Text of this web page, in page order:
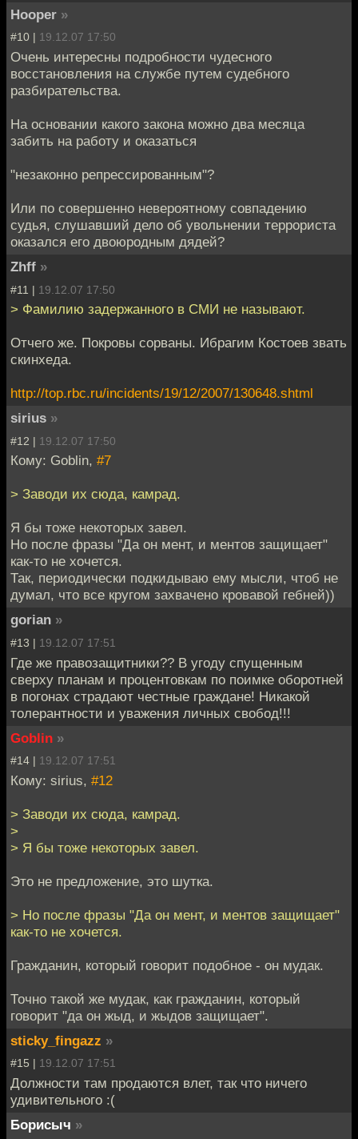
Hooper »
#10 | 19.12.07 17:50
Очень интересны подробности чудесного
восстановления на службе путем судебного
разбирательства.
На основании какого закона можно два месяца
забить на работу и оказаться
"незаконно репрессированным"?
Или по совершенно невероятному совпадению
судья, слушавший дело об увольнении террориста
оказался его двоюродным дядей?
Zhff »
#11 | 19.12.07 17:50
> Фамилию задержанного в СМИ не называют.
Отчего же. Покровы сорваны. Ибрагим Костоев звать
скинхеда.
http://top.rbc.ru/incidents/19/12/2007/130648.shtml
sirius »
#12 | 19.12.07 17:50
Кому: Goblin, #7
> Заводи их сюда, камрад.
Я бы тоже некоторых завел.
Но после фразы "Да он мент, и ментов защищает"
как-то не хочется.
Так, периодически подкидываю ему мысли, чтоб не
думал, что все кругом захвачено кровавой гебней))
gorian »
#13 | 19.12.07 17:51
Где же правозащитники?? В угоду спущенным
сверху планам и процентовкам по поимке оборотней
в погонах страдают честные граждане! Никакой
толерантности и уважения личных свобод!!!
Goblin »
#14 | 19.12.07 17:51
Кому: sirius, #12
> Заводи их сюда, камрад.
>
> Я бы тоже некоторых завел.
Это не предложение, это шутка.
> Но после фразы "Да он мент, и ментов защищает"
как-то не хочется.
Гражданин, который говорит подобное - он мудак.
Точно такой же мудак, как гражданин, который
говорит "да он жыд, и жыдов защищает".
sticky_fingazz »
#15 | 19.12.07 17:51
Должности там продаются влет, так что ничего
удивительного :(
Борисыч »